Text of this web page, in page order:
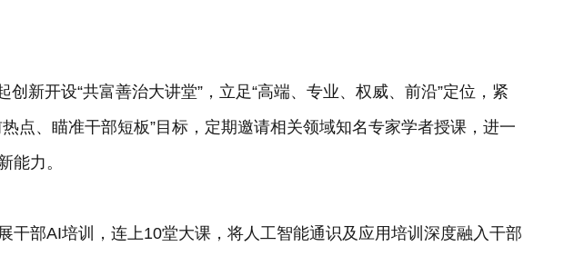
创新开设“共富善治大讲堂”，立足“高端、专业、权威、前沿”定位，紧
点、瞄准干部短板”目标，定期邀请相关领域知名专家学者授课，进一
能力。
干部AI培训，连上10堂大课，将人工智能通识及应用培训深度融入干部